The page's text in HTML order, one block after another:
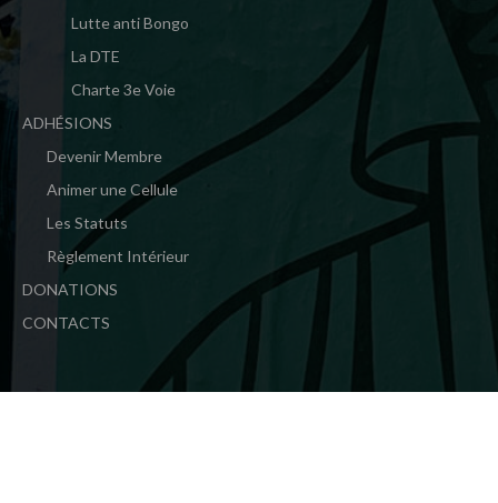
Lutte anti Bongo
La DTE
Charte 3e Voie
ADHÉSIONS
Devenir Membre
Animer une Cellule
Les Statuts
Règlement Intérieur
DONATIONS
CONTACTS